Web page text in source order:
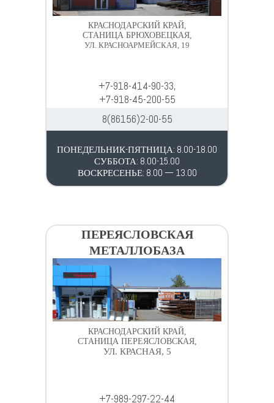
КРАСНОДАРСКИЙ КРАЙ,
СТАНИЦА БРЮХОВЕЦКАЯ,
УЛ. КРАСНОАРМЕЙСКАЯ, 19
+7-918-414-90-33,
+7-918-45-200-55
8(86156)2-00-55
ПОНЕДЕЛЬНИК-ПЯТНИЦА: 8.00-18.00
СУББОТА: 8.00-15.00
ВОСКРЕСЕНЬЕ: 8.00 — 13.00
ПЕРЕЯСЛОВСКАЯ
МЕТАЛЛОБАЗА
КРАСНОДАРСКИЙ КРАЙ,
СТАНИЦА ПЕРЕЯСЛОВСКАЯ,
УЛ. КРАСНАЯ, 5
+7-989-297-22-44